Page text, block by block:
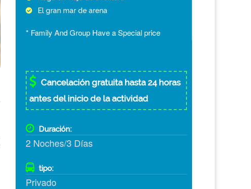
El gran mar de arena
* Family And Group Have a Special price
Cancelación gratuita hasta 24 horas
antes del inicio de la actividad
Duración:
2 Noches/3 Días
tipo:
Privado